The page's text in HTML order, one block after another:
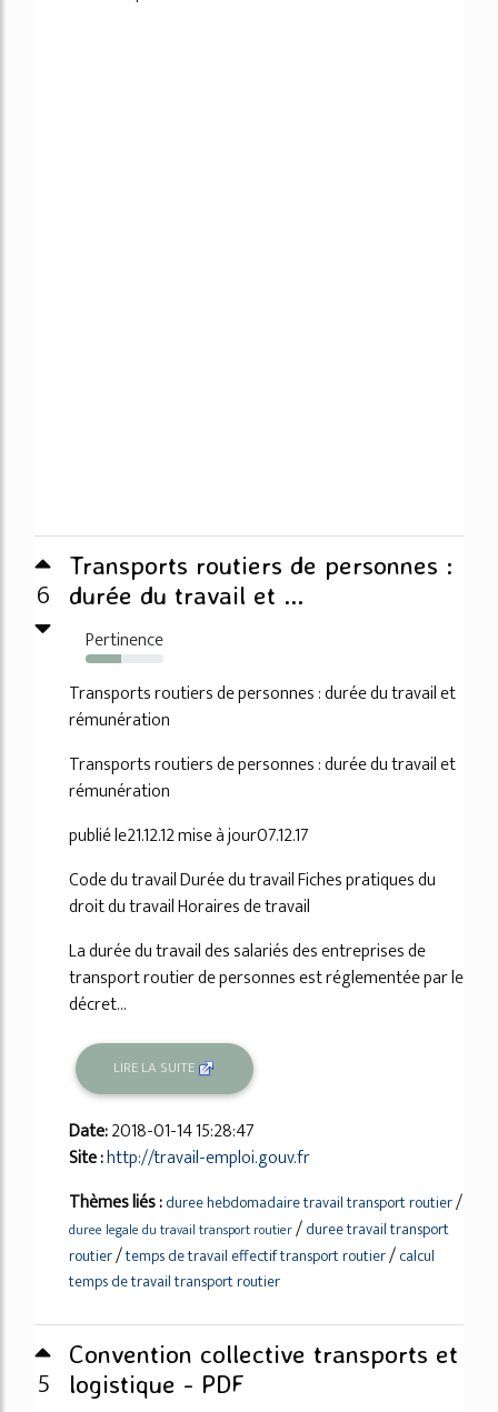
6
Transports routiers de personnes :
durée du travail et ...
Pertinence
45%
Transports routiers de personnes : durée du travail et
rémunération
Transports routiers de personnes : durée du travail et
rémunération
publié le21.12.12 mise à jour07.12.17
Code du travail Durée du travail Fiches pratiques du
droit du travail Horaires de travail
La durée du travail des salariés des entreprises de
transport routier de personnes est réglementée par le
décret...
LIRE LA SUITE
Date:2018-01-14 15:28:47
Site :http://travail-emploi.gouv.fr
Thèmes liés :duree hebdomadaire travail transport routier/
duree legale du travail transport routier/duree travail transport
routier/temps de travail effectif transport routier/calcul
temps de travail transport routier
5
Convention collective transports et
logistique - PDF